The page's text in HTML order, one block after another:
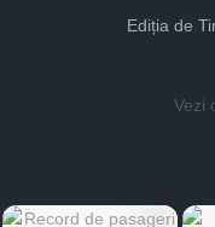
Ediția de
Vezi